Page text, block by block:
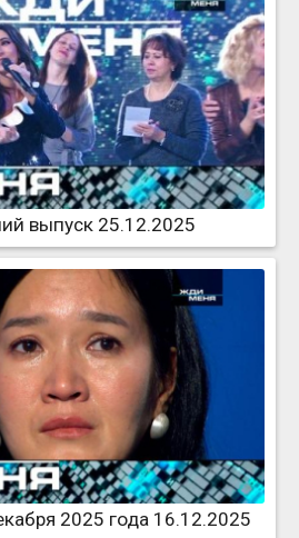
выпуск 25.12.2025
2025 года 16.12.2025